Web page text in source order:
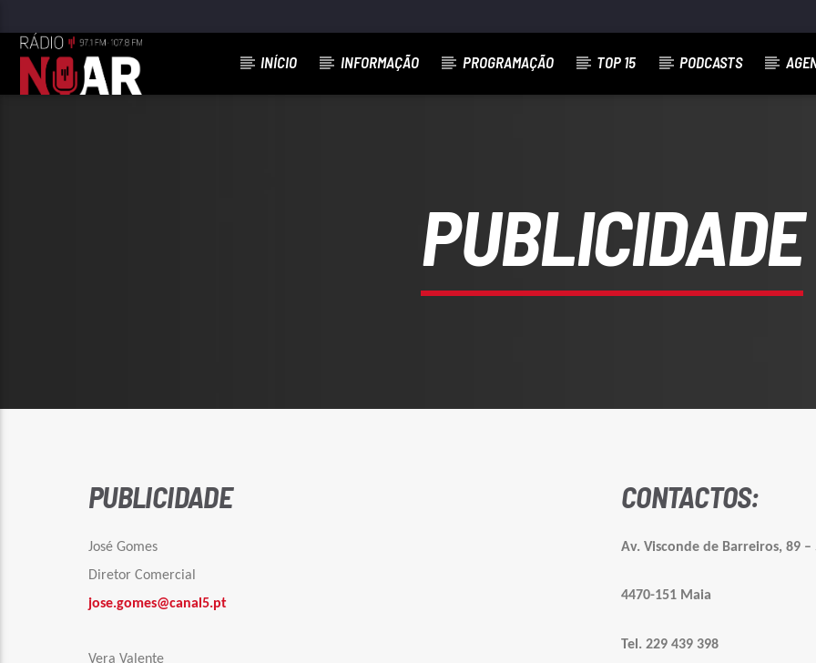
INÍCIO INFORMAÇÃO PROGRAMAÇÃO TOP 15 PODCASTS
PUBLICIDADE
PUBLICIDADE
José Gomes
Diretor Comercial
jose.gomes@canal5.pt
Vera Valente
CONTACTOS:
Av. Visconde de Barreiros, 89 –
4470-151 Maia
Tel. 229 439 398